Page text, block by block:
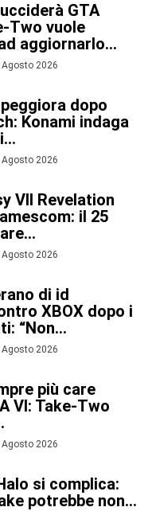
GTA
Two vuole
aggiornarlo...
Agosto 2026
dopo
Konami indaga
Agosto 2026
VII Revelation
il 25
Agosto 2026
di id
XBOX dopo i
“Non...
Agosto 2026
più care
VI: Take-Two
Agosto 2026
si complica:
potrebbe non...